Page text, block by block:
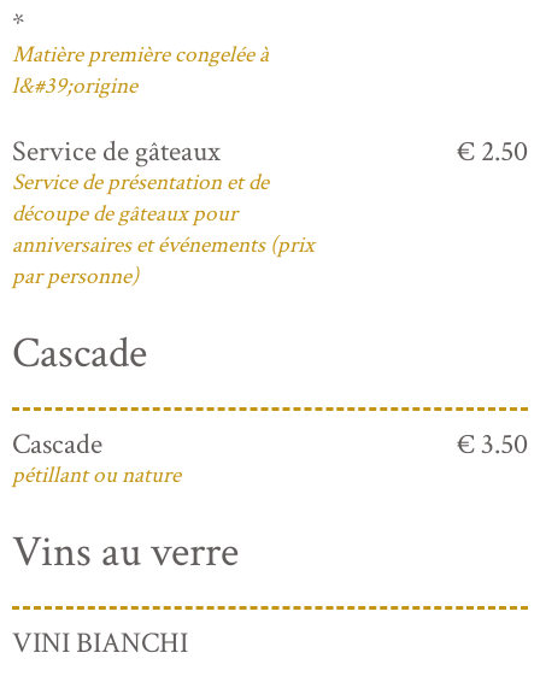
*
Matière première congelée à
l&#39;origine
Service de gâteaux
Service de présentation et de
découpe de gâteaux pour
anniversaires et événements (prix
par personne)
€ 2.50
Cascade
Cascade
pétillant ou nature
€ 3.50
Vins au verre
VINI BIANCHI